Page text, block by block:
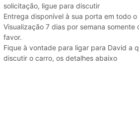
solicitação, ligue para discutir
Entrega disponível à sua porta em todo o
Visualização 7 dias por semana somente
favor.
Fique à vontade para ligar para David a
discutir o carro, os detalhes abaixo